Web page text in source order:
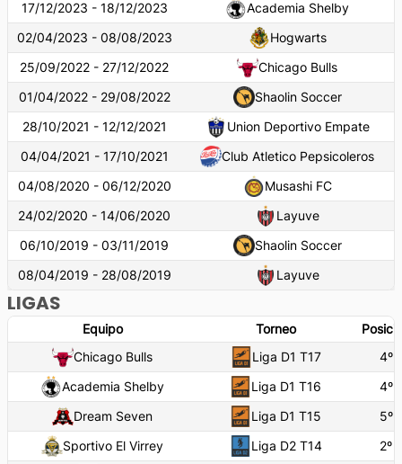
17/12/2023 - 18/12/2023
Academia Shelby
02/04/2023 - 08/08/2023
Hogwarts
25/09/2022 - 27/12/2022
Chicago Bulls
01/04/2022 - 29/08/2022
Shaolin Soccer
28/10/2021 - 12/12/2021
Union Deportivo Empate
04/04/2021 - 17/10/2021
Club Atletico Pepsicoleros
04/08/2020 - 06/12/2020
Musashi FC
24/02/2020 - 14/06/2020
Layuve
06/10/2019 - 03/11/2019
Shaolin Soccer
08/04/2019 - 28/08/2019
Layuve
LIGAS
Equipo Torneo
Chicago Bulls
Liga D1 T17 4º
Academia Shelby
Liga D1 T16 4º
Dream Seven
Liga D1 T15 5º
Sportivo El Virrey
Liga D2 T14 2º